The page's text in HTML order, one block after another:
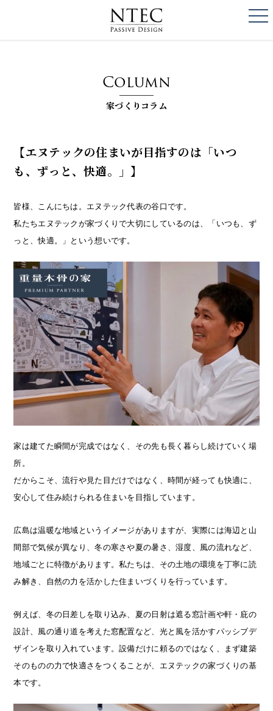
Column
家づくりコラム
【エヌテックの住まいが目指すのは「いつ
も、ずっと、快適。」】
皆様、こんにちは。エヌテック代表の谷口です。
私たちエヌテックが家づくりで大切にしているのは、「いつも、ず
っと、快適。」という想いです。
家は建てた瞬間が完成ではなく、その先も長く暮らし続けていく場
所。
だからこそ、流行や見た目だけではなく、時間が経っても快適に、
安心して住み続けられる住まいを目指しています。
広島は温暖な地域というイメージがありますが、実際には海辺と山
間部で気候が異なり、冬の寒さや夏の暑さ、湿度、風の流れなど、
地域ごとに特徴があります。私たちは、その土地の環境を丁寧に読
み解き、自然の力を活かした住まいづくりを行っています。
例えば、冬の日差しを取り込み、夏の日射は遮る窓計画や軒・庇の
設計、風の通り道を考えた窓配置など、光と風を活かすパッシブデ
ザインを取り入れています。設備だけに頼るのではなく、まず建築
そのものの力で快適さをつくることが、エヌテックの家づくりの基
本です。